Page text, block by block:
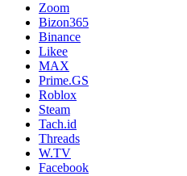
Zoom
Bizon365
Binance
Likee
MAX
Prime.GS
Roblox
Steam
Tach.id
Threads
W.TV
Facebook